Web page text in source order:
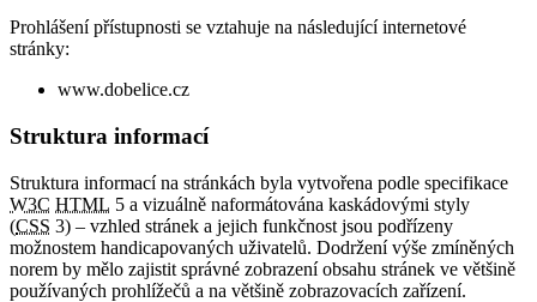
Prohlášení přístupnosti se vztahuje na následující internetové
stránky:
www.dobelice.cz
Struktura informací
Struktura informací na stránkách byla vytvořena podle specifikace
W3C HTML 5 a vizuálně naformátována kaskádovými styly
(CSS 3) – vzhled stránek a jejich funkčnost jsou podřízeny
možnostem handicapovaných uživatelů. Dodržení výše zmíněných
norem by mělo zajistit správné zobrazení obsahu stránek ve většině
používaných prohlížečů a na většině zobrazovacích zařízení.